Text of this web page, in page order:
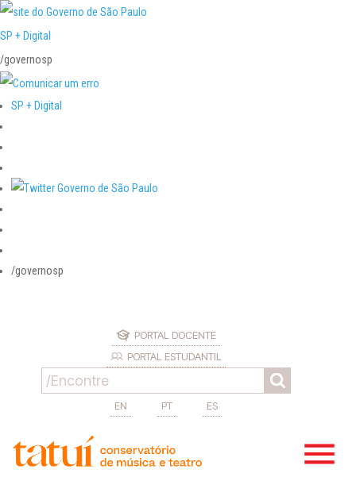
SP + Digital
/governosp
SP + Digital
/governosp
PORTAL DOCENTE
PORTAL ESTUDANTIL
EN PT ES